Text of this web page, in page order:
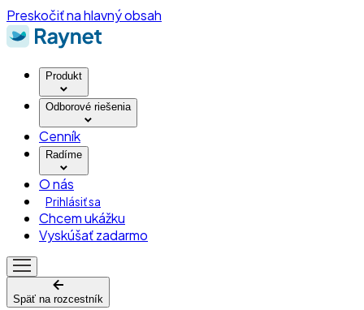
Preskočiť na hlavný obsah
Produkt
Odborové riešenia
Cenník
Radíme
O nás
Prihlásiť sa
Chcem ukážku
Vyskúšať zadarmo
Späť na rozcestník